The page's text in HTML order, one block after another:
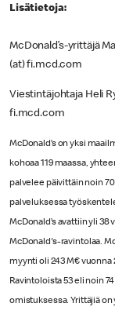
Lisätietoja:
McDonald’s-yrittäjä
(at) fi.mcd.com
Viestintäjohtaja Heli
fi.mcd.com
McDonald’s on yksi
kohoaa 119 maassa,
palvelee päivittäin noin
palveluksessa
McDonald’s avattiin yli 38
McDonald's-ravintolaa.
myynti oli 243 M€ vuonna
Ravintoloista 53 eli noin
omistuksessa. Yrittäjiä on